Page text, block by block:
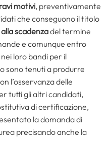
motivi, preventivamente
che conseguono il titolo
scadenzadel termine
e comunque entro
loro bandi per il
sono tenuti a produrre
l’osservanza delle
tutti gli altri candidati,
di certificazione,
la domanda di
precisando anche la